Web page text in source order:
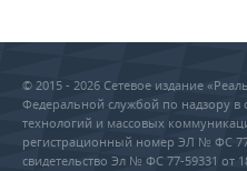
© 2015 - 2026 Сетевое издание
Федеральной службой по надзору
технологий и массовых
регистрационный номер ЭЛ № ФС 77
свидетельство Эл № ФС 77-59331 от